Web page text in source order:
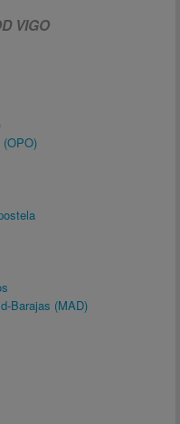
VIGO
Barajas (MAD)